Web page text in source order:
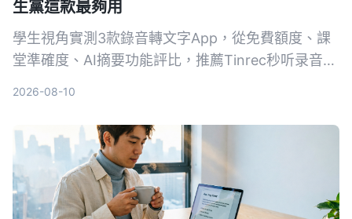
生黨這款最夠用
學生視角實測3款錄音轉文字App，從免費額度、課
堂準確度、AI摘要功能評比，推薦Tinrec秒听录音，
2026-08-10